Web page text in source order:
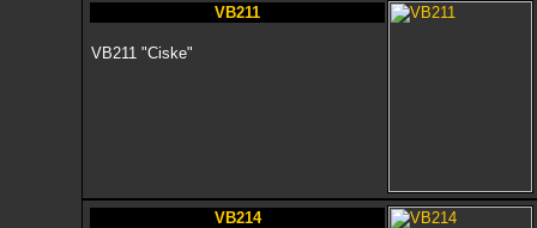
VB211
VB211 "Ciske"
VB214